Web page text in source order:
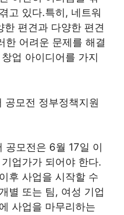
고 있다.특히, 네트워
편견과 다양한 편견
한 어려운 문제를 해결
업 아이디어를 가지
공모전은 6월 17일 이
업가가 되어야 한다.
후 사업을 시작할 수
별 또는 팀, 여성 기업
사업을 마무리하는